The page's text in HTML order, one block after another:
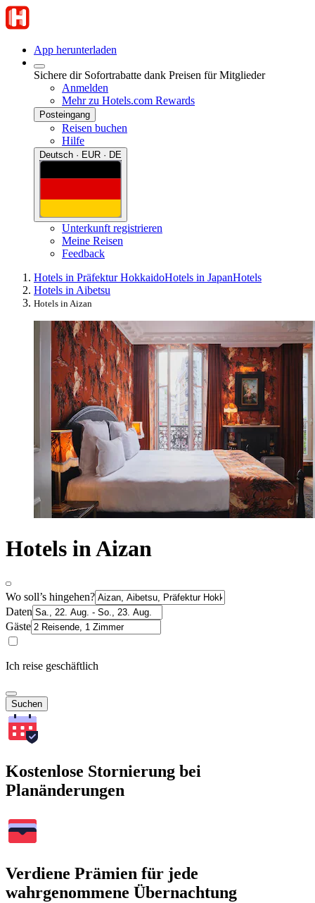
App herunterladen
Sichere dir Sofortrabatte dank Preisen für Mitglieder
Anmelden
Mehr zu Hotels.com Rewards
Posteingang
Reisen buchen
Hilfe
Deutsch · EUR · DE
Unterkunft registrieren
Meine Reisen
Feedback
Hotels in Präfektur HokkaidoHotels in JapanHotels
Hotels in Aibetsu
Hotels in Aizan
Hotels in Aizan
Wo soll’s hingehen?
Daten
Gäste
Ich reise geschäftlich
Suchen
Kostenlose Stornierung bei
Planänderungen
Verdiene Prämien für jede
wahrgenommene Übernachtung